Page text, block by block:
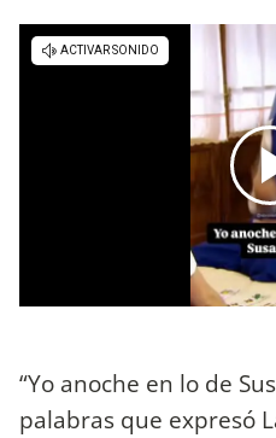
“Yo anoche en lo de
palabras que expresó